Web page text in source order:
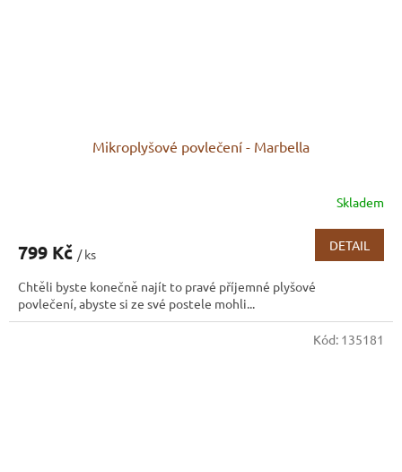
Mikroplyšové povlečení - Marbella
Skladem
799 Kč / ks
DETAIL
Chtěli byste konečně najít to pravé příjemné plyšové
povlečení, abyste si ze své postele mohli...
Kód: 135181